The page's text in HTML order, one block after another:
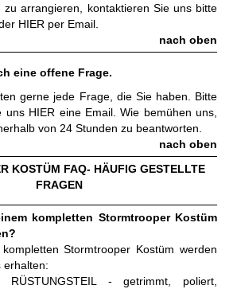
zu arrangieren, kontaktieren Sie uns bitte
HIER per Email.
nach oben
eine offene Frage.
gerne jede Frage, die Sie haben. Bitte
uns HIER eine Email. Wie bemühen uns,
von 24 Stunden zu beantworten.
nach oben
KOSTÜM FAQ- HÄUFIG GESTELLTE
FRAGEN
kompletten Stormtrooper Kostüm
Stormtrooper Kostüm werden
erhalten:
RÜSTUNGSTEIL - getrimmt, poliert,